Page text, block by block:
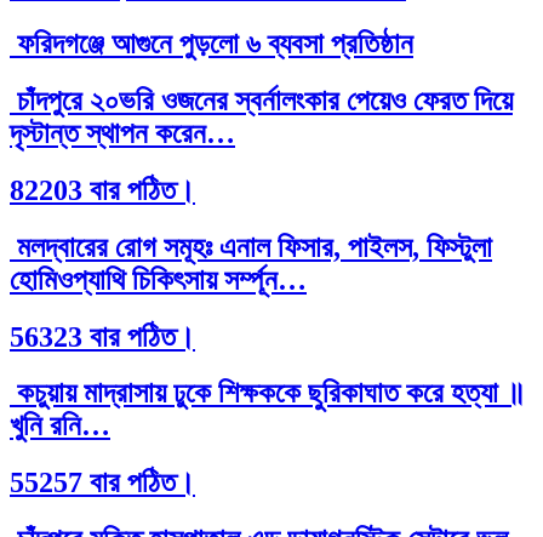
ফরিদগঞ্জে আগুনে পুড়লো ৬ ব্যবসা প্রতিষ্ঠান
চাঁদপুরে ২০ভরি ওজনের স্বর্নালংকার পেয়েও ফেরত দিয়ে
দৃস্টান্ত স্থাপন করেন…
82203 বার পঠিত।
মলদ্বারের রোগ সমূহঃ এনাল ফিসার, পাইলস, ফিস্টুলা
হোমিওপ্যাথি চিকিৎসায় সর্ম্পূন…
56323 বার পঠিত।
কচুয়ায় মাদ্রাসায় ঢুকে শিক্ষককে ছুরিকাঘাত করে হত্যা ॥
খুনি রনি…
55257 বার পঠিত।